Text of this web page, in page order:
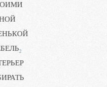
2